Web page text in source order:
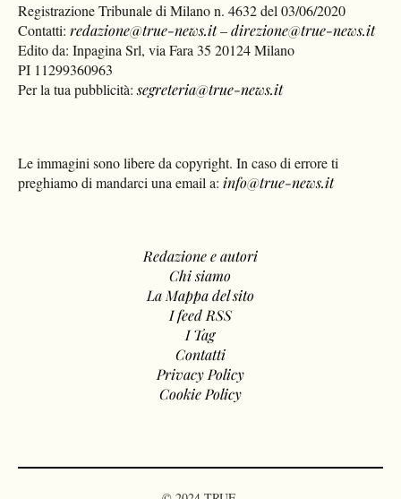
Registrazione Tribunale di Milano n. 4632 del 03/06/2020
Contatti:redazione@true-news.it–direzione@true-news.it
Edito da: Inpagina Srl, via Fara 35 20124 Milano
PI 11299360963
Per la tua pubblicità:segreteria@true-news.it
Le immagini sono libere da copyright. In caso di errore ti
preghiamo di mandarci una email a: info@true-news.it
Redazione e autori
Chi siamo
La Mappa del sito
I feed RSS
I Tag
Contatti
Privacy Policy
Cookie Policy